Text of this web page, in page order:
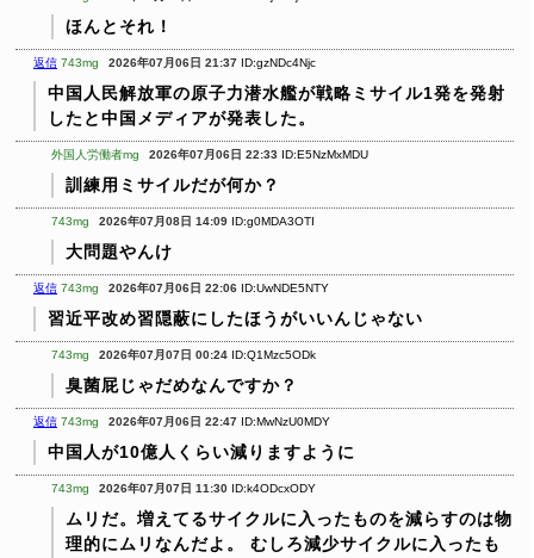
ほんとそれ！
返信 743mg 2026年07月06日 21:37 ID:gzNDc4Njc
中国人民解放軍の原子力潜水艦が戦略ミサイル1発を発射
したと中国メディアが発表した。
外国人労働者mg 2026年07月06日 22:33 ID:E5NzMxMDU
訓練用ミサイルだが何か？
743mg 2026年07月08日 14:09 ID:g0MDA3OTI
大問題やんけ
返信 743mg 2026年07月06日 22:06 ID:UwNDE5NTY
習近平改め習隠蔽にしたほうがいいんじゃない
743mg 2026年07月07日 00:24 ID:Q1Mzc5ODk
臭菌屁じゃだめなんですか？
返信 743mg 2026年07月06日 22:47 ID:MwNzU0MDY
中国人が10億人くらい減りますように
743mg 2026年07月07日 11:30 ID:k4ODcxODY
ムリだ。増えてるサイクルに入ったものを減らすのは物
理的にムリなんだよ。
むしろ減少サイクルに入ったも